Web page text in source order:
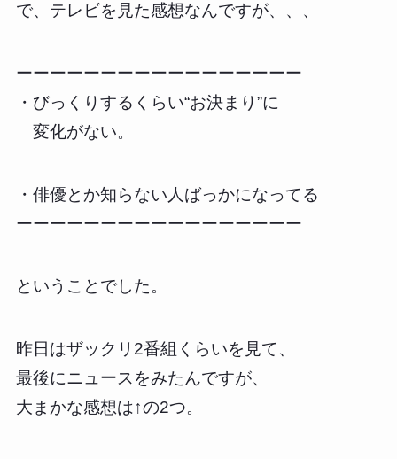
で、テレビを見た感想なんですが、、、
ーーーーーーーーーーーーーーーーー
・びっくりするくらい“お決まり”に
変化がない。
・俳優とか知らない人ばっかになってる
ーーーーーーーーーーーーーーーーー
ということでした。
昨日はザックリ2番組くらいを見て、
最後にニュースをみたんですが、
大まかな感想は↑の2つ。